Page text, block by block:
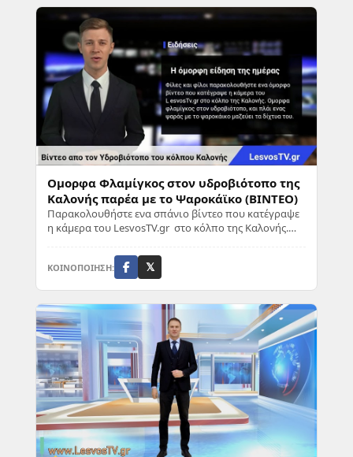
Ομορφα Φλαμίγκος στον υδροβιότοπο της
Καλονής παρέα με το Ψαροκάϊκο (ΒΙΝΤΕΟ)
Παρακολουθήστε ενα σπάνιο βίντεο που κατέγραψε
η κάμερα του LesvosTV.gr στο κόλπο της Καλονής.
ΚΟΙΝΟΠΟΙΗΣΗ: 𝕏